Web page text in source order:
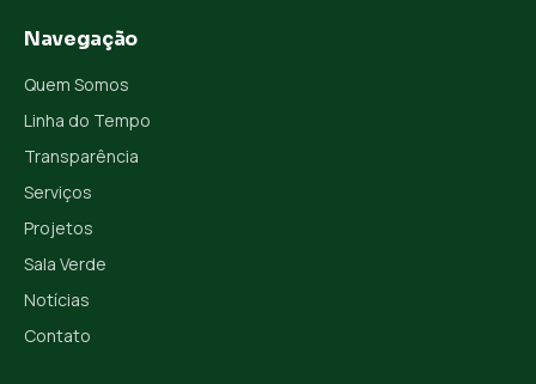
Navegação
Quem Somos
Linha do Tempo
Transparência
Serviços
Projetos
Sala Verde
Notícias
Contato